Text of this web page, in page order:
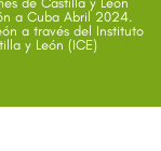
a Cuba Abril 2024.
a través del Instituto
y León (ICE)